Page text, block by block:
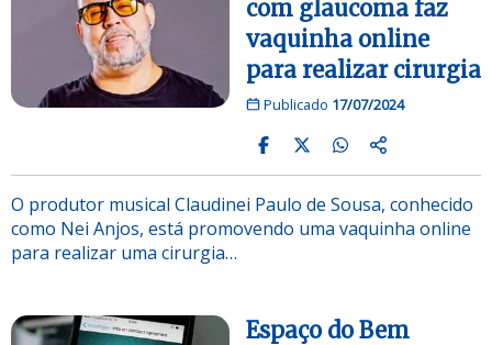
com glaucoma faz
vaquinha online
para realizar cirurgia
Publicado 17/07/2024
O produtor musical Claudinei Paulo de Sousa, conhecido
como Nei Anjos, está promovendo uma vaquinha online
para realizar uma cirurgia…
Espaço do Bem